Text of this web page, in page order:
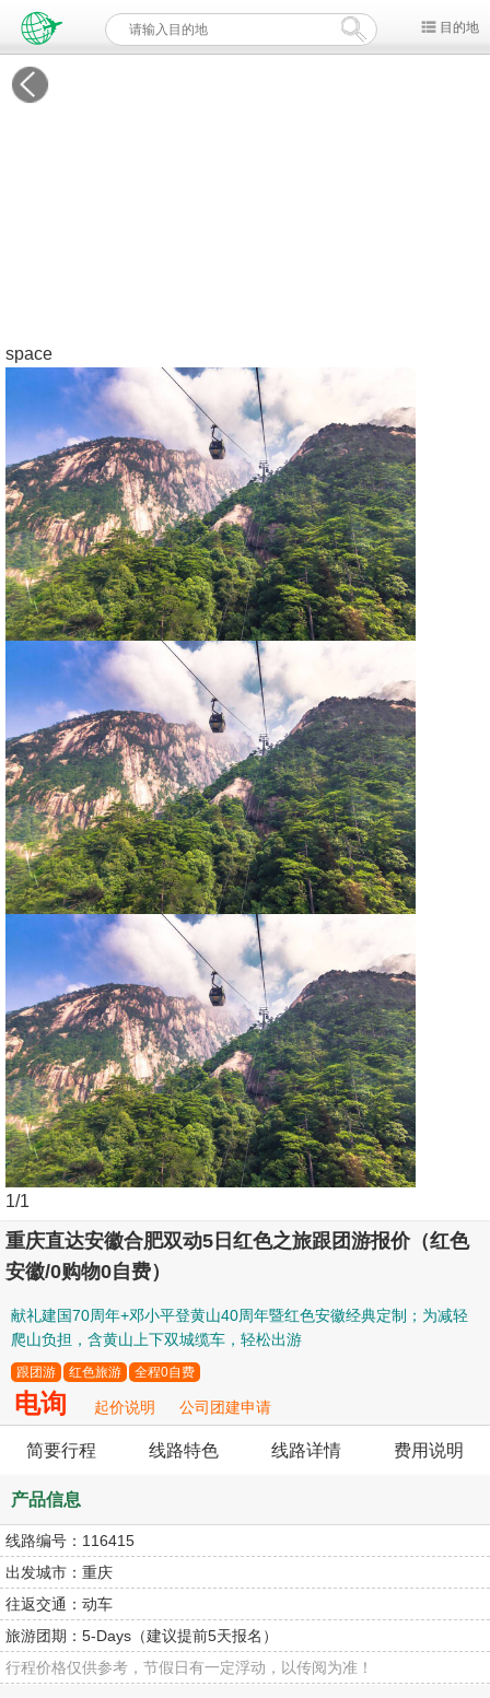
目的地
space
1/1
重庆直达安徽合肥双动5日红色之旅跟团游报价（红色
安徽/0购物0自费）
献礼建国70周年+邓小平登黄山40周年暨红色安徽经典定制；为减轻
爬山负担，含黄山上下双城缆车，轻松出游
跟团游 红色旅游 全程0自费
电询 起价说明 公司团建申请
简要行程 线路特色 线路详情 费用说明
产品信息
线路编号： 116415
出发城市： 重庆
往返交通： 动车
旅游团期： 5-Days（建议提前5天报名）
行程价格仅供参考，节假日有一定浮动，以传阅为准！